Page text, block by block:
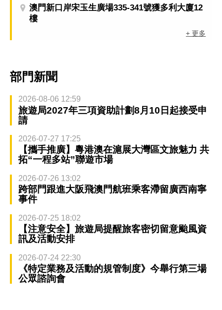
澳門新口岸宋玉生廣場335-341號獲多利大廈12
樓
+ 更多
部門新聞
2026-08-06 12:59
旅遊局2027年三項資助計劃8月10日起接受申
請
2026-07-27 17:25
【攜手推廣】粵港澳在滬展大灣區文旅魅力 共
拓“一程多站”聯遊市場
2026-07-26 13:02
跨部門跟進大阪飛澳門航班乘客滯留廣西南寧
事件
2026-07-25 18:02
【注意安全】旅遊局提醒旅客密切留意颱風資
訊及活動安排
2026-07-24 22:30
《特定業務及活動的規管制度》今舉行第三場
公眾諮詢會